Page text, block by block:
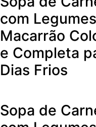
com
Macarrão
e Completa
Dias Frios
Sopa de